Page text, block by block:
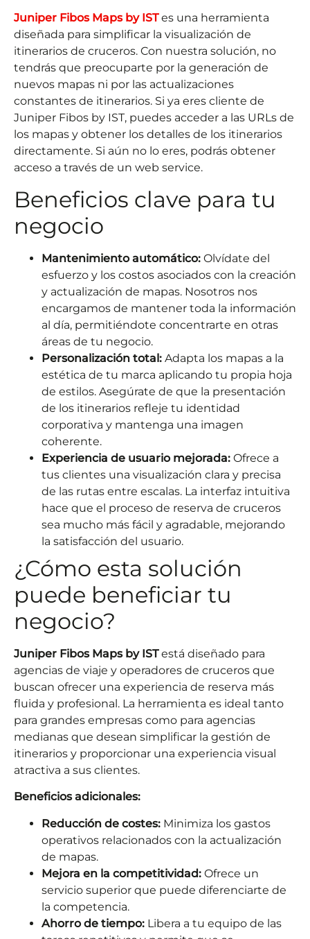
Juniper Fibos Maps by ISTes una herramienta
diseñada para simplificar la visualización de
itinerarios de cruceros. Con nuestra solución, no
tendrás que preocuparte por la generación de
nuevos mapas ni por las actualizaciones
constantes de itinerarios. Si ya eres cliente de
Juniper Fibos by IST, puedes acceder a las URLs de
los mapas y obtener los detalles de los itinerarios
directamente. Si aún no lo eres, podrás obtener
acceso a través de un web service.
Beneficios clave para tu
negocio
Mantenimiento automático: Olvídate del
esfuerzo y los costos asociados con la creación
y actualización de mapas. Nosotros nos
encargamos de mantener toda la información
al día, permitiéndote concentrarte en otras
áreas de tu negocio.
Personalización total: Adapta los mapas a la
estética de tu marca aplicando tu propia hoja
de estilos. Asegúrate de que la presentación
de los itinerarios refleje tu identidad
corporativa y mantenga una imagen
coherente.
Experiencia de usuario mejorada: Ofrece a
tus clientes una visualización clara y precisa
de las rutas entre escalas. La interfaz intuitiva
hace que el proceso de reserva de cruceros
sea mucho más fácil y agradable, mejorando
la satisfacción del usuario.
¿Cómo esta solución
puede beneficiar tu
negocio?
Juniper Fibos Maps by ISTestá diseñado para
agencias de viaje y operadores de cruceros que
buscan ofrecer una experiencia de reserva más
fluida y profesional. La herramienta es ideal tanto
para grandes empresas como para agencias
medianas que desean simplificar la gestión de
itinerarios y proporcionar una experiencia visual
atractiva a sus clientes.
Beneficios adicionales:
Reducción de costes: Minimiza los gastos
operativos relacionados con la actualización
de mapas.
Mejora en la competitividad: Ofrece un
servicio superior que puede diferenciarte de
la competencia.
Ahorro de tiempo: Libera a tu equipo de las